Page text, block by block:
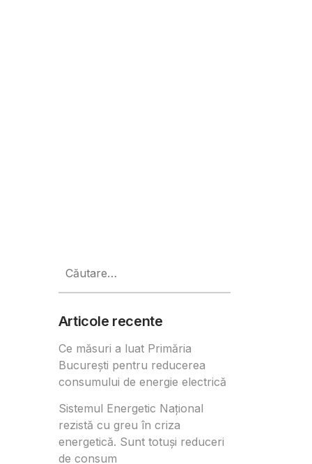
după:
Articole recente
Ce măsuri a luat Primăria
București pentru reducerea
consumului de energie electrică
Sistemul Energetic Național
rezistă cu greu în criza
energetică. Sunt totuși reduceri
de consum